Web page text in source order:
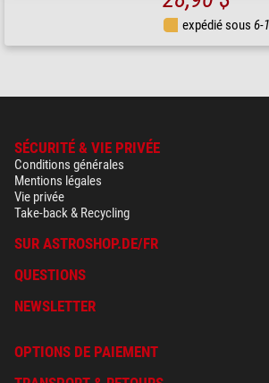
expédié sous6-
SÉCURITÉ & VIE PRIVÉE
Conditions générales
Mentions légales
Vie privée
Take-back & Recycling
SUR ASTROSHOP.DE/FR
QUESTIONS
NEWSLETTER
OPTIONS DE PAIEMENT